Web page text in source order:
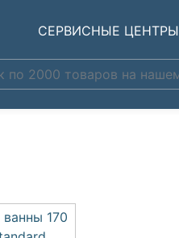
СЕРВИСНЫЕ ЦЕНТРЫ